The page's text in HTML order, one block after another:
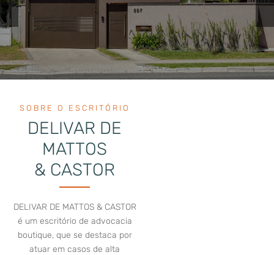
SOBRE O ESCRITÓRIO
DELIVAR DE
MATTOS
& CASTOR
DELIVAR DE MATTOS & CASTOR
é um escritório de advocacia
boutique, que se destaca por
atuar em casos de alta